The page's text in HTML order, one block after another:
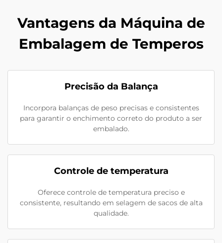
Vantagens da Máquina de
Embalagem de Temperos
Precisão da Balança
Incorpora balanças de peso precisas e consistentes
para garantir o enchimento correto do produto a ser
embalado.
Controle de temperatura
Oferece controle de temperatura preciso e
consistente, resultando em selagem de sacos de alta
qualidade.